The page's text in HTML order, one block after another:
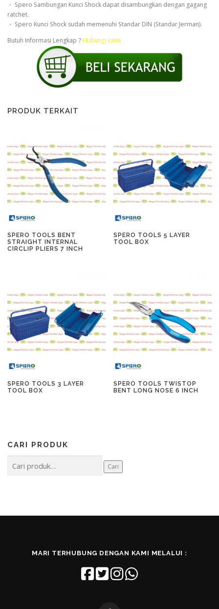
・ Spero Sambungan Kunci Shock dapat disambungkan dengan gagang
ratchet.
・ Spero Kunci Shock sudah memenuhi Standar DIN (Standar Jerman).
Butuh Informasi Lengkap ?Hubungi kami
PRODUK TERKAIT
SPERO TOOLS BENT
STRAIGHT INTERNAL
CIRCLIP PLIERS 7 INCH
SPERO TOOLS 5 LAYER
TOOL BOX
SPERO TOOLS 3 LAYER
TOOL BOX
SPERO TOOLS TWISTOP
BENT LONG NOSE 6 INCH
CARI PRODUK
untuk:
Cari
MARI TERHUBUNG DENGAN KAMI MELALUI :